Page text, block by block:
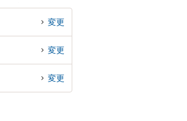
の実績豊富な近くの
変更
変更
変更